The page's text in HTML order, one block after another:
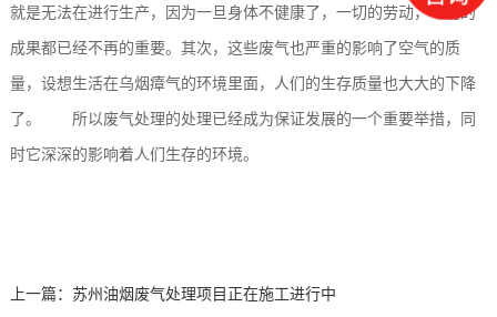
就是无法在进行生产，因为一旦身体不健康了，一切的劳动，一切的
成果都已经不再的重要。其次，这些废气也严重的影响了空气的质
量，设想生活在乌烟瘴气的环境里面，人们的生存质量也大大的下降
了。 所以废气处理的处理已经成为保证发展的一个重要举措，同
时它深深的影响着人们生存的环境。
上一篇： 苏州油烟废气处理项目正在施工进行中